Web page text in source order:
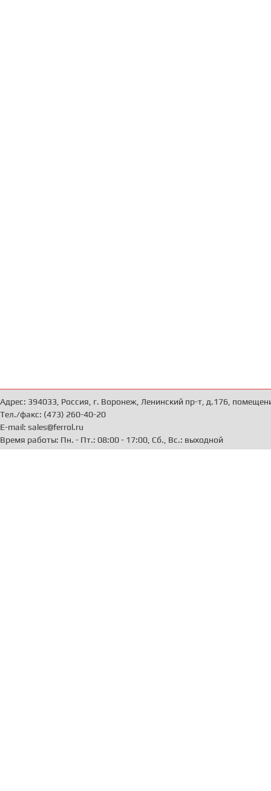
Адрес: 394033, Россия, г. Воронеж, Ленинский пр-т, д.176,
Тел./факс: (473) 260-40-20
E-mail: sales@ferrol.ru
Время работы: Пн. - Пт.: 08:00 - 17:00, Сб., Вс.: выходной